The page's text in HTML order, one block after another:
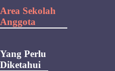
Area Sekolah
Anggota
Yang Perlu
Diketahui